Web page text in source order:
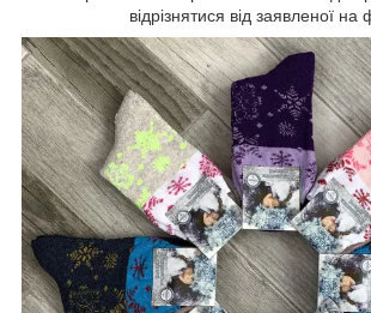
відрізнятися від заявленої на